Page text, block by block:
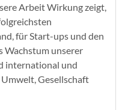
Arbeit Wirkung zeigt,
für Start-ups und den
Wachstum unserer
international und
Gesellschaft